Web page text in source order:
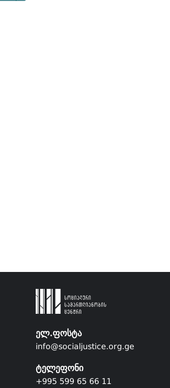
ელ.ფოსტა
info@socialjustice.org.ge
ტელეფონი
+995 599 65 66 11